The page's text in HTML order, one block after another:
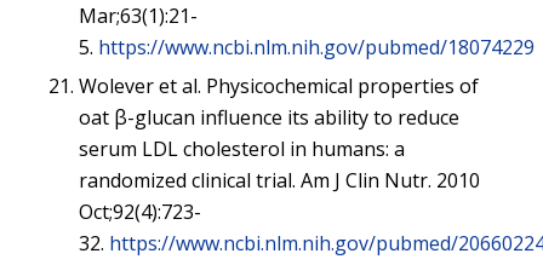
Mar;63(1):21-
5. https://www.ncbi.nlm.nih.gov/pubmed/18074229
Wolever et al. Physicochemical properties of
oat β-glucan influence its ability to reduce
serum LDL cholesterol in humans: a
randomized clinical trial. Am J Clin Nutr. 2010
Oct;92(4):723-
32. https://www.ncbi.nlm.nih.gov/pubmed/